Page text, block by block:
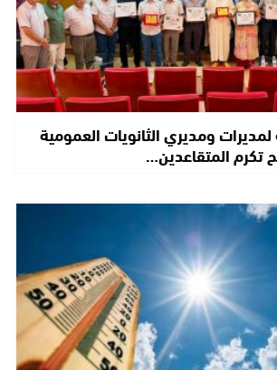
ومديري الثانويات العمومية
تكرم المتقاعدين…